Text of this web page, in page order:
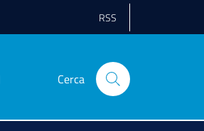
RSS
Cerca